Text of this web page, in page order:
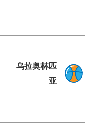
乌拉奥林匹
亚